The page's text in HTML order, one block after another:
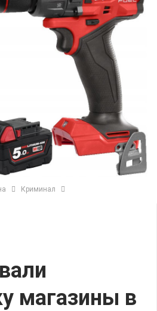
Криминал
магазины в